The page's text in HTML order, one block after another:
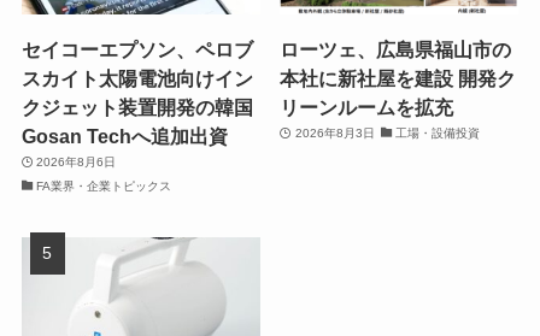
セイコーエプソン、ペロブ
スカイト太陽電池向けイン
クジェット装置開発の韓国
Gosan Techへ追加出資
2026年8月6日
FA業界・企業トピックス
ローツェ、広島県福山市の
本社に新社屋を建設 開発ク
リーンルームを拡充
2026年8月3日 工場・設備投資